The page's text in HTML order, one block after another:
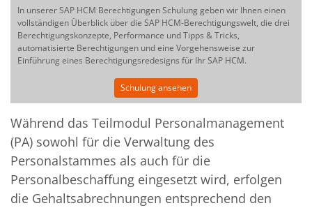
In unserer SAP HCM Berechtigungen Schulung geben wir Ihnen einen
vollständigen Überblick über die SAP HCM-Berechtigungswelt, die drei
Berechtigungskonzepte, Performance und Tipps & Tricks,
automatisierte Berechtigungen und eine Vorgehensweise zur
Einführung eines Berechtigungsredesigns für Ihr SAP HCM.
Schulung ansehen
Während das Teilmodul Personalmanagement
(PA) sowohl für die Verwaltung des
Personalstammes als auch für die
Personalbeschaffung eingesetzt wird, erfolgen
die Gehaltsabrechnungen entsprechend den